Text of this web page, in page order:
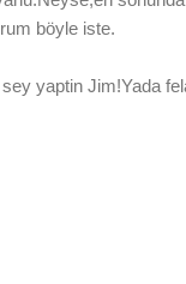
böyle iste.
yaptin Jim!Yada